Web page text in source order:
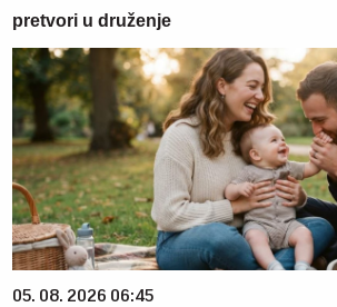
pretvori u druženje
05. 08. 2026 06:45